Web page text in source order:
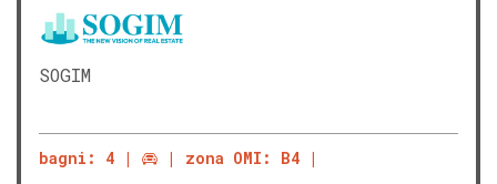
SOGIM
bagni: 4 zona OMI: B4